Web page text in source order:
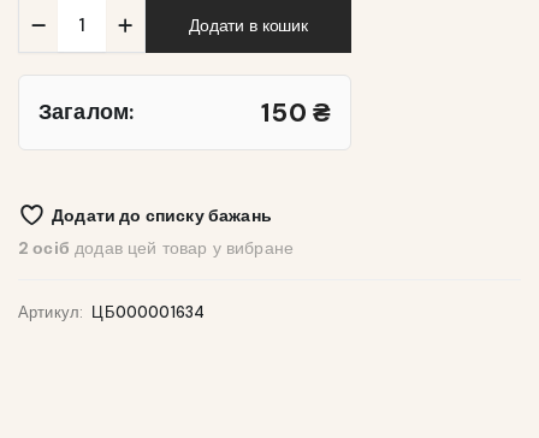
Суміш
зернової
Таємниця»
Додати в кошик
Загалом: 150 ₴
Додати до списку бажань
2 осіб додав цей товар у вибране
Артикул: ЦБ000001634